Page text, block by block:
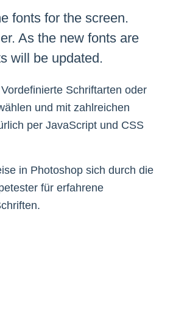
fonts for the screen.
As the new fonts are
will be updated.
Schriftarten oder
und mit zahlreichen
per JavaScript und CSS
in Photoshop sich durch die
für erfahrene